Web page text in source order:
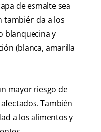
de esmalte sea
también da a los
blanquecina y
(blanca, amarilla
mayor riesgo de
También
a los alimentos y